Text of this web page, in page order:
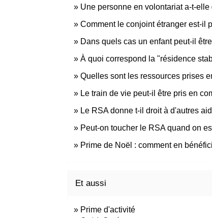
Une personne en volontariat a-t-
Comment le conjoint étranger est-il
Dans quels cas un enfant peut-il
À quoi correspond la "résidence
Quelles sont les ressources prises
Le train de vie peut-il être pris en
Le RSA donne t-il droit à d'autres
Peut-on toucher le RSA quand on
Prime de Noël : comment en
Et aussi
Prime d'activité